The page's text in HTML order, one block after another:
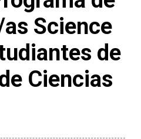
Science
de
Ciencias